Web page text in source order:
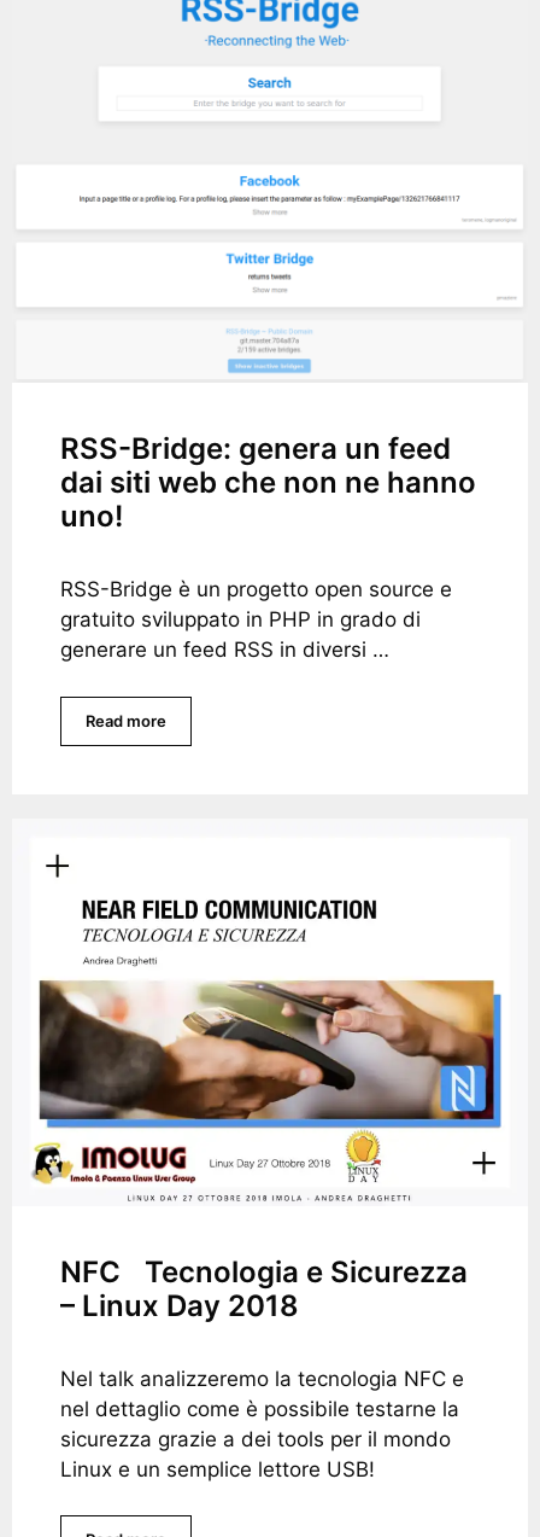
RSS-Bridge: genera un feed
dai siti web che non ne hanno
uno!
RSS-Bridge è un progetto open source e
gratuito sviluppato in PHP in grado di
generare un feed RSS in diversi …
Read more
NFC Tecnologia e Sicurezza
– Linux Day 2018
Nel talk analizzeremo la tecnologia NFC e
nel dettaglio come è possibile testarne la
sicurezza grazie a dei tools per il mondo
Linux e un semplice lettore USB!